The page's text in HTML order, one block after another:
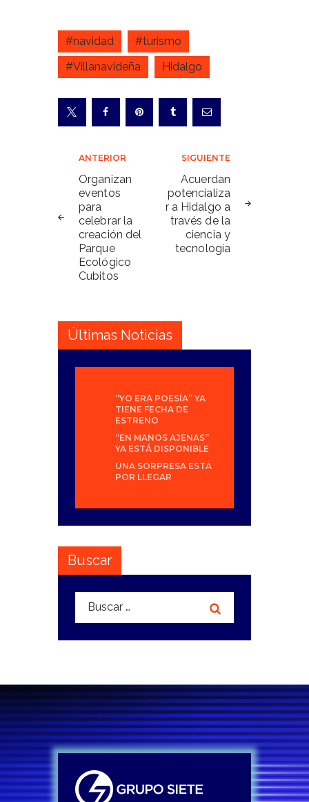
#navidad
#turismo
#Villanavideña
Hidalgo
Navegación
de
entradas
ANTERIOR
Organizan
eventos
para
celebrar la
creación del
Parque
Ecológico
Cubitos
SIGUIENTE
Acuerdan
potencializa
r a Hidalgo a
través de la
ciencia y
tecnología
Últimas Noticias
“YO ERA POESÍA” YA
TIENE FECHA DE
ESTRENO
“EN MANOS AJENAS”
YA ESTÁ DISPONIBLE
UNA SORPRESA ESTÁ
POR LLEGAR
Buscar
Buscar: